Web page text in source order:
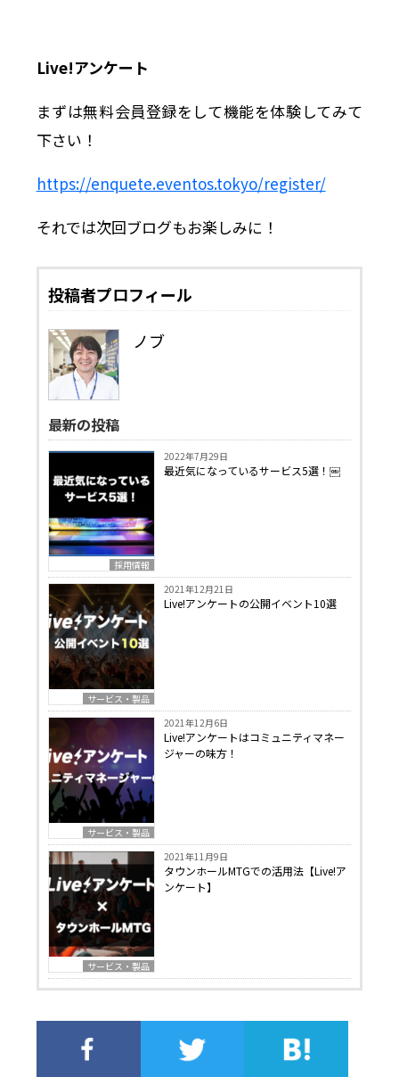
Live!アンケート
まずは無料会員登録をして機能を体験してみて
下さい！
https://enquete.eventos.tokyo/register/
それでは次回ブログもお楽しみに！
投稿者プロフィール
ノブ
最新の投稿
採用情報
2022年7月29日
最近気になっているサービス5選！￼
サービス・製品
2021年12月21日
Live!アンケートの公開イベント10選
サービス・製品
2021年12月6日
Live!アンケートはコミュニティマネー
ジャーの味方！
サービス・製品
2021年11月9日
タウンホールMTGでの活用法【Live!ア
ンケート】